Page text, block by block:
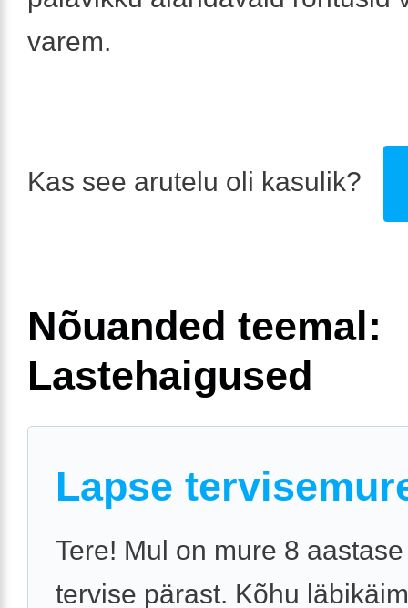
varem.
Kas see arutelu oli kasulik?
Nõuanded teemal:
Lastehaigused
Lapse
Tere! Mul on mure 8
tervise pärast. Kõhu